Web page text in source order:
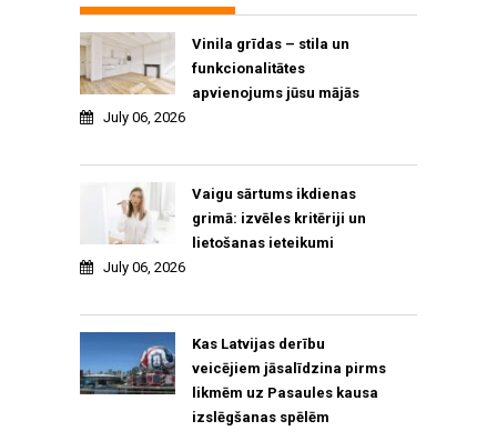
Vinila grīdas – stila un
funkcionalitātes
apvienojums jūsu mājās
July 06, 2026
Vaigu sārtums ikdienas
grimā: izvēles kritēriji un
lietošanas ieteikumi
July 06, 2026
Kas Latvijas derību
veicējiem jāsalīdzina pirms
likmēm uz Pasaules kausa
izslēgšanas spēlēm